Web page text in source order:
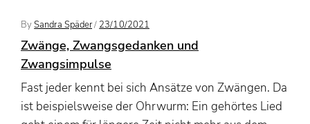
BySandra Späder/ Posted
23/10/2021
Zwänge, Zwangsgedanken und
Zwangsimpulse
Fast jeder kennt bei sich Ansätze von Zwängen. Da
ist beispielsweise der Ohrwurm: Ein gehörtes Lied